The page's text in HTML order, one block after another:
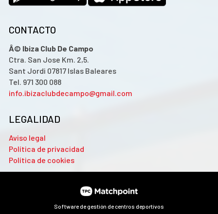
CONTACTO
Â© Ibiza Club De Campo
Ctra. San Jose Km. 2,5.
Sant Jordi 07817 Islas Baleares
Tel. 971 300 088
info.ibizaclubdecampo@gmail.com
LEGALIDAD
Aviso legal
Política de privacidad
Política de cookies
Software de gestión de centros deportivos